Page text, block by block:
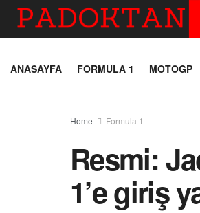
ANASAYFA FORMULA 1 MOTOGP
Home Formula 1
Resmi:
1’e giriş